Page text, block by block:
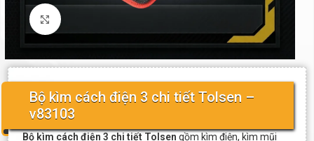
Click to enlarge
Bộ kìm cách điện 3 chi tiết Tolsen –
v83103
Bộ kìm cách điện 3 chi tiết Tolsen gồm kìm điện, kìm mũi